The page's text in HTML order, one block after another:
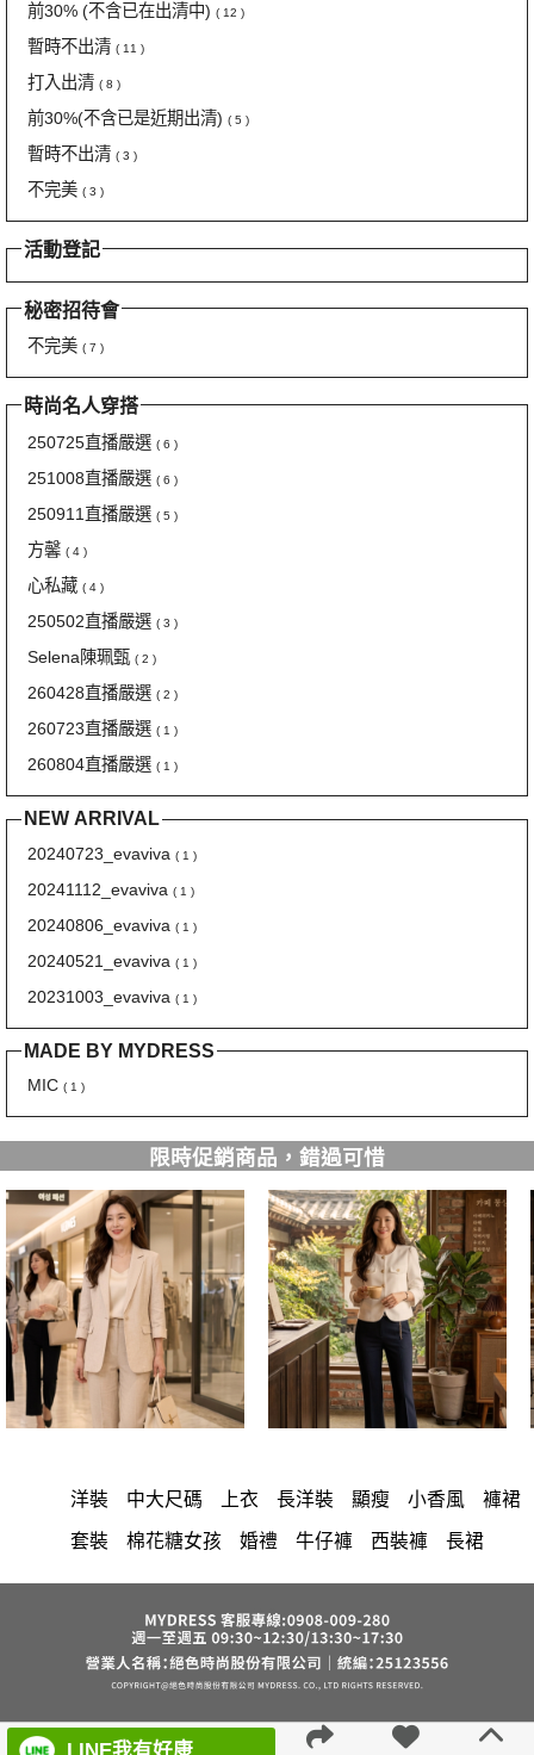
前30% (不含已在出清中) ( 12 )
暫時不出清 ( 11 )
打入出清 ( 8 )
前30%(不含已是近期出清) ( 5 )
暫時不出清 ( 3 )
不完美 ( 3 )
活動登記
秘密招待會
不完美 ( 7 )
時尚名人穿搭
250725直播嚴選 ( 6 )
251008直播嚴選 ( 6 )
250911直播嚴選 ( 5 )
方馨 ( 4 )
心私藏 ( 4 )
250502直播嚴選 ( 3 )
Selena陳珮甄 ( 2 )
260428直播嚴選 ( 2 )
260723直播嚴選 ( 1 )
260804直播嚴選 ( 1 )
NEW ARRIVAL
20240723_evaviva ( 1 )
20241112_evaviva ( 1 )
20240806_evaviva ( 1 )
20240521_evaviva ( 1 )
20231003_evaviva ( 1 )
MADE BY MYDRESS
MIC ( 1 )
限時促銷商品，錯過可惜
洋裝 中大尺碼 上衣 長洋裝 顯瘦 小香風 褲裙
套裝 棉花糖女孩 婚禮 牛仔褲 西裝褲 長裙
雪紡 v領 裙子 襯衫 短洋裝 褲 針織
正韓 洋裝 假兩件 禮服 氣質 上身
連身褲 裙 背心 短褲 外套 寬褲 保暖
西裝外套 絲巾 亞麻 時尚